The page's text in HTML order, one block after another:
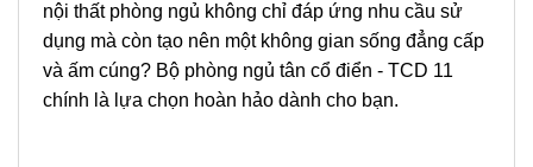
nội thất phòng ngủ không chỉ đáp ứng nhu cầu sử
dụng mà còn tạo nên một không gian sống đẳng cấp
và ấm cúng? Bộ phòng ngủ tân cổ điển - TCD 11
chính là lựa chọn hoàn hảo dành cho bạn.